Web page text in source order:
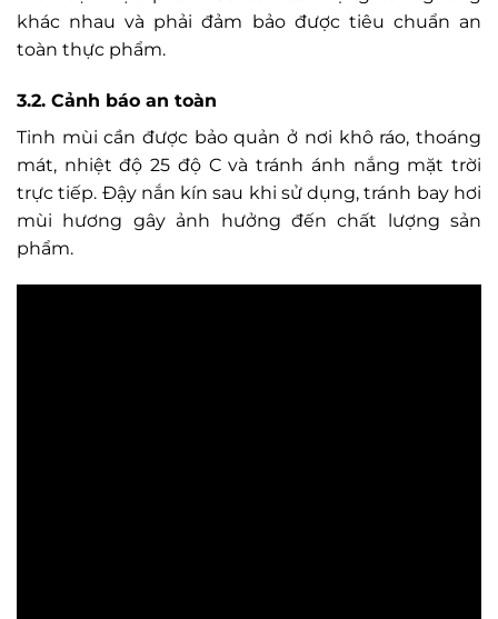
khác nhau và phải đảm bảo được tiêu chuẩn an
toàn thực phẩm.
3.2. Cảnh báo an toàn
Tinh mùi cần được bảo quản ở nơi khô ráo, thoáng
mát, nhiệt độ 25 độ C và tránh ánh nắng mặt trời
trực tiếp. Đậy nắn kín sau khi sử dụng, tránh bay hơi
mùi hương gây ảnh hưởng đến chất lượng sản
phẩm.